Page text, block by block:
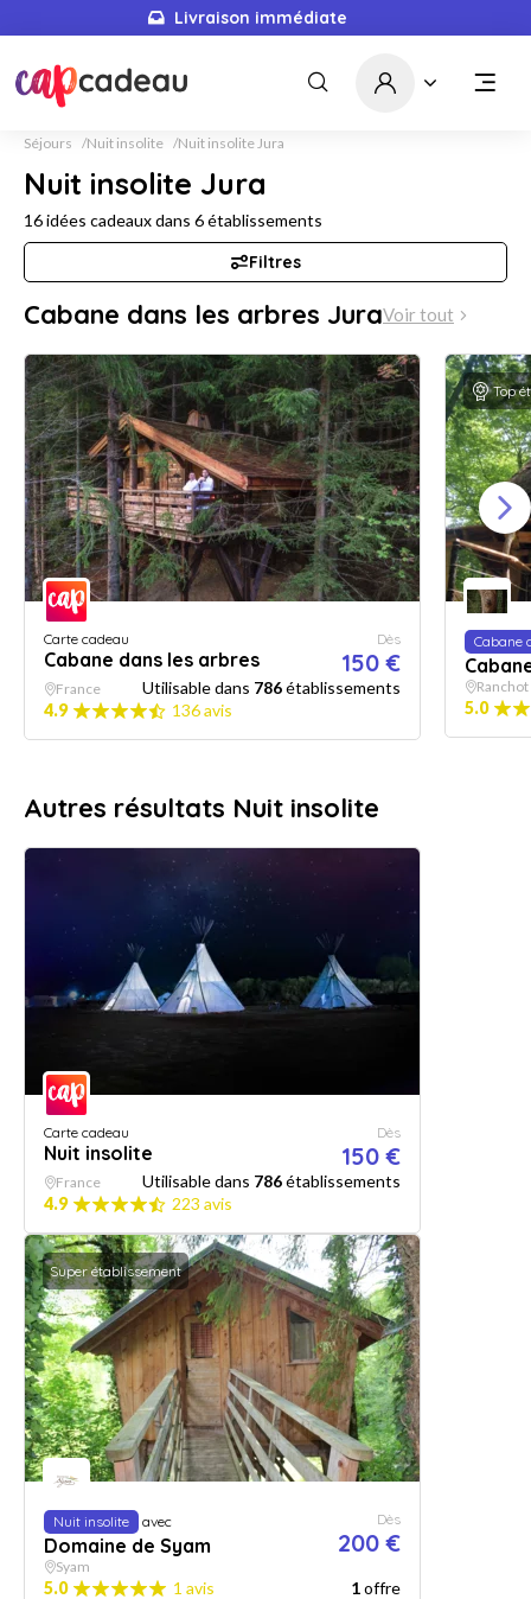
Livraison immédiate
5679idées cadeaux
Séjours Nuit insolite Nuit insolite Jura
Nuit insolite Jura
16idées cadeaux dans 6établissements
Filtres
Cabane dans les arbres JuraVoir tout
Carte cadeau
Cabane dans les arbres
Dès
150 €
France Utilisable dans 786établissements
4.9
136 avis
Top
Cabane
Ranchot
5.0
Autres résultats Nuit insolite
Carte cadeau
Nuit insolite
Dès
150 €
France Utilisable dans 786établissements
4.9
223 avis
Super établissement
Nuit insolite avec
Domaine de Syam
Dès
200 €
Syam
5.0 1 avis 1offre